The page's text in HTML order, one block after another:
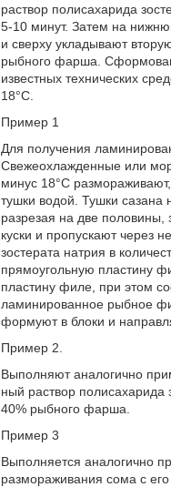
раствор полисахарида
5-10 минут. Затем на
и сверху укладывают
рыбного фарша.
известных технических
18°С.
Пример 1
Для получения
Свежеохлажденные или
минус 18°С
тушки водой. Тушки сазана
разрезая на две
куски и пропускают через
зостерата натрия в
прямоугольную пластину
пластину филе, при этом
ламинированное рыбное
формуют в блоки и
Пример 2.
Выполняют аналогично
ный раствор полисахарида
40% рыбного фарша.
Пример 3
Выполняется аналогично
размораживания сома с